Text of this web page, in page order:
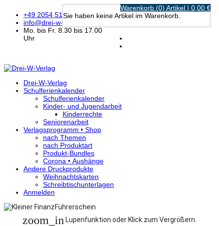
+49 2054 5119
info@drei-w-verlag.de
Mo. bis Fr. 8.30 bis 17.00
Uhr
Warenkorb (0) Artikel | 0,00 €
Sie haben keine Artikel im Warenkorb.
Drei-W-Verlag
Schulferienkalender
Schulferienkalender
Kinder- und Jugendarbeit
Kinderrechte
Seniorenarbeit
Verlagsprogramm • Shop
nach Themen
nach Produktart
Produkt-Bundles
Corona • Aushänge
Andere Druckprodukte
Weihnachtskarten
Schreibtischunterlagen
Anmelden
zoom_in Lupenfunktion oder Klick zum Vergrößern.